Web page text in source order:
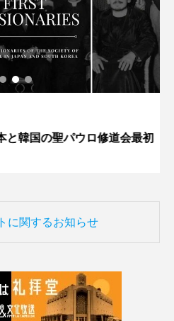
韓国の聖パウロ修道会最初
に関するお知らせ